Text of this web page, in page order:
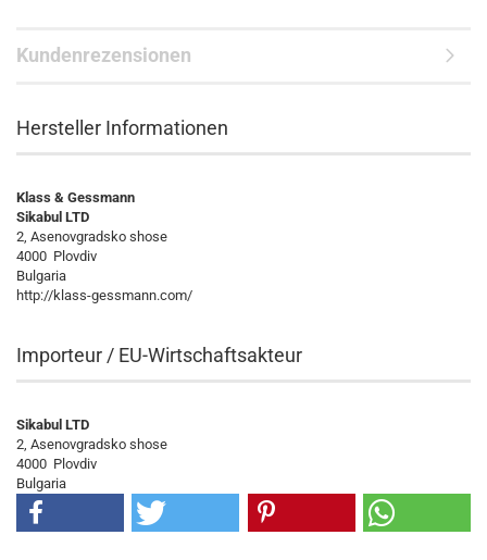
Kundenrezensionen
Hersteller Informationen
Klass & Gessmann
Sikabul LTD
2, Asenovgradsko shose
4000 Plovdiv
Bulgaria
http://klass-gessmann.com/
Importeur / EU-Wirtschaftsakteur
Sikabul LTD
2, Asenovgradsko shose
4000 Plovdiv
Bulgaria